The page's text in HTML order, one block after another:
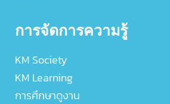
การจัดการความรู้
KM Society
KM Learning
การศึกษาดูงาน